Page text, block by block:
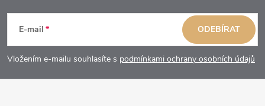
p
a
E-mail
Vložením e-mailu souhlasíte s podmínkami ochrany osobních údajů
ODEBÍRAT